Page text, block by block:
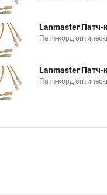
Lanmaster Патч-
Патч-корд
Lanmaster Патч-
Патч-корд